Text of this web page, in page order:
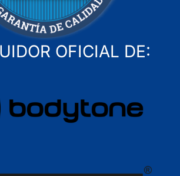
OFICIAL DE: